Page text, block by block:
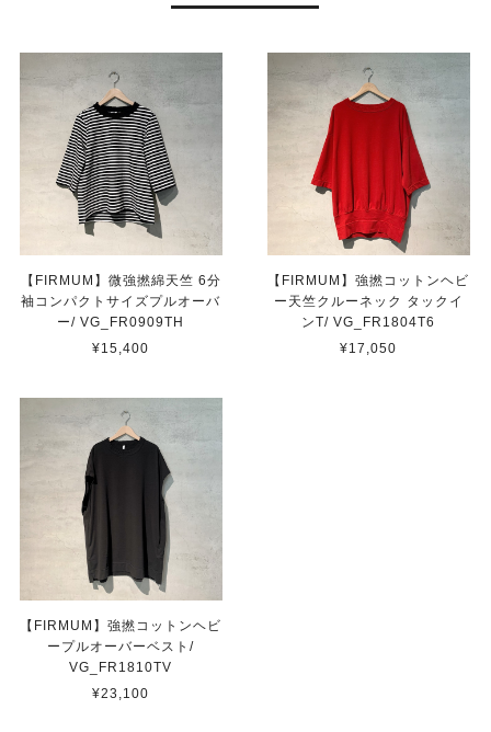
【FIRMUM】微強撚綿天竺 6分
袖コンパクトサイズプルオーバ
ー/ VG_FR0909TH
¥15,400
【FIRMUM】強撚コットンヘビ
ー天竺クルーネック タックイ
ンT/ VG_FR1804T6
¥17,050
【FIRMUM】強撚コットンヘビ
ープルオーバーベスト/
VG_FR1810TV
¥23,100